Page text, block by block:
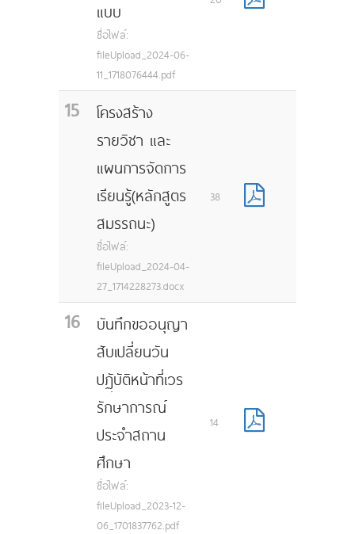
แบบ
ชื่อไฟล์:
fileUpload_2024-06-
11_1718076444.pdf
15
โครงสร้าง
รายวิชา และ
แผนการจัดการ
เรียนรู้(หลักสูตร
สมรรถนะ)
ชื่อไฟล์:
fileUpload_2024-04-
27_1714228273.docx
38
16
บันทึกขออนุญา
สับเปลี่ยนวัน
ปฏฺับัติหน้าที่เวร
รักษาการณ์
ประจำสถาน
ศึกษา
ชื่อไฟล์:
fileUpload_2023-12-
06_1701837762.pdf
14